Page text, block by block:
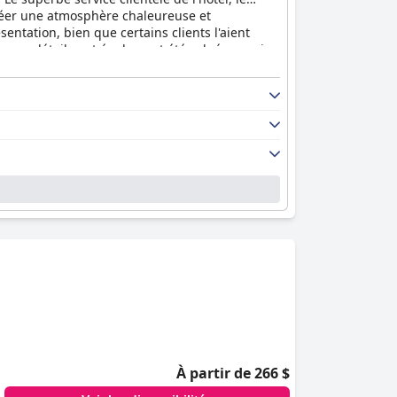
une atmosphère chaleureuse et
bien que certains clients l'aient
détails ont également été saluées, mais
reste un candidat de choix pour une
À partir de 266 $